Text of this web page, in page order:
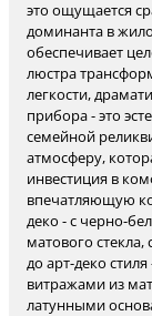
это ощущается
доминанта в
обеспечивает
люстра
легкости,
прибора - это
семейной
атмосферу,
инвестиция в
впечатляющую
деко - с черно-
матового
до арт-деко
витражами из
латунными